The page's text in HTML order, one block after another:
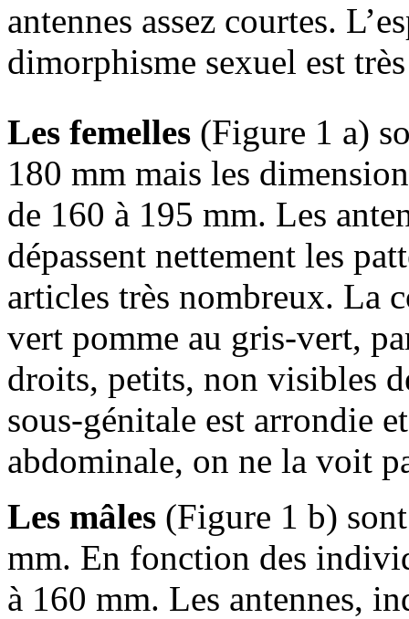
antennes assez courtes.
dimorphisme sexuel est
Les femelles (Figure 1 a)
180 mm mais les
de 160 à 195 mm. Les
dépassent nettement les
articles très nombreux. La
vert pomme au gris-vert,
droits, petits, non visibles
sous-génitale est arrondie
abdominale, on ne la voit
Les mâles (Figure 1 b)
mm. En fonction des
à 160 mm. Les antennes,